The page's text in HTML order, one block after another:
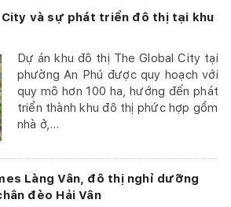
City và sự phát triển đô thị tại khu
Dự án khu đô thị The Global City tại
phường An Phú được quy hoạch với
quy mô hơn 100 ha, hướng đến phát
triển thành khu đô thị phức hợp gồm
nhà ở,...
Làng Vân, đô thị nghỉ dưỡng
đèo Hải Vân